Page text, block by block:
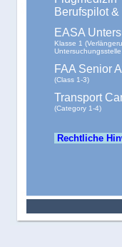
Berufspilot
EASA
Klasse 1
FAA Senior
(Class 1-3)
Transport
(Category 1-4)
Rechtliche